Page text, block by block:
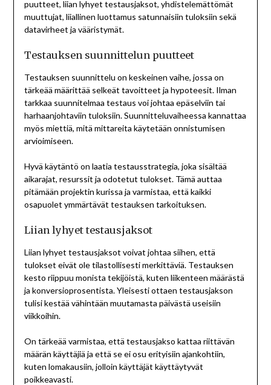
puutteet, liian lyhyet testausjaksot, yhdistelemättömät
muuttujat, liiallinen luottamus satunnaisiin tuloksiin sekä
datavirheet ja vääristymät.
Testauksen suunnittelun puutteet
Testauksen suunnittelu on keskeinen vaihe, jossa on
tärkeää määrittää selkeät tavoitteet ja hypoteesit. Ilman
tarkkaa suunnitelmaa testaus voi johtaa epäselviin tai
harhaanjohtaviin tuloksiin. Suunnitteluvaiheessa kannattaa
myös miettiä, mitä mittareita käytetään onnistumisen
arvioimiseen.
Hyvä käytäntö on laatia testausstrategia, joka sisältää
aikarajat, resurssit ja odotetut tulokset. Tämä auttaa
pitämään projektin kurissa ja varmistaa, että kaikki
osapuolet ymmärtävät testauksen tarkoituksen.
Liian lyhyet testausjaksot
Liian lyhyet testausjaksot voivat johtaa siihen, että
tulokset eivät ole tilastollisesti merkittäviä. Testauksen
kesto riippuu monista tekijöistä, kuten liikenteen määrästä
ja konversioprosentista. Yleisesti ottaen testausjakson
tulisi kestää vähintään muutamasta päivästä useisiin
viikkoihin.
On tärkeää varmistaa, että testausjakso kattaa riittävän
määrän käyttäjiä ja että se ei osu erityisiin ajankohtiin,
kuten lomakausiin, jolloin käyttäjät käyttäytyvät
poikkeavasti.